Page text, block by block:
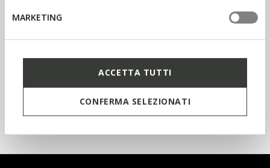
MARKETING
ACCETTA TUTTI
CONFERMA SELEZIONATI
VENTAJAS, EXPERIENCIAS Y
ESPERANDO